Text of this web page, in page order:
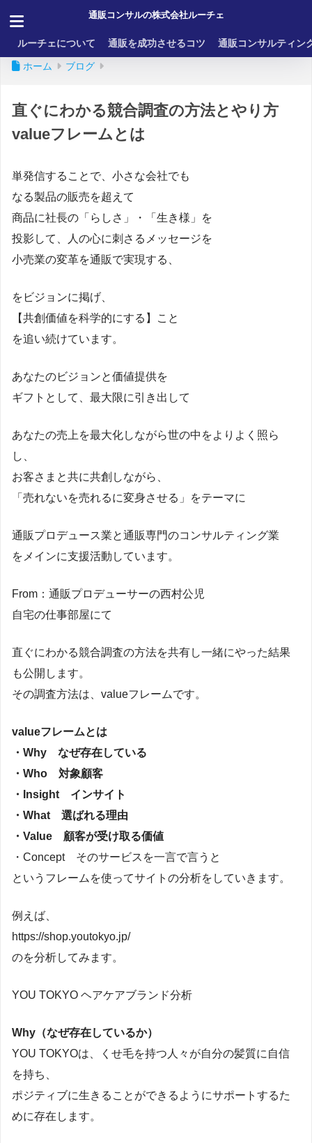
通販コンサルの株式会社ルーチェ
ルーチェについて 通販を成功させるコツ 通販コンサルティン
ホーム ブログ
直ぐにわかる競合調査の方法とやり方
valueフレームとは
単発信することで、小さな会社でも
なる製品の販売を超えて
商品に社長の「らしさ」・「生き様」を
投影して、人の心に刺さるメッセージを
小売業の変革を通販で実現する、
をビジョンに掲げ、
【共創価値を科学的にする】こと
を追い続けています。
あなたのビジョンと価値提供を
ギフトとして、最大限に引き出して
あなたの売上を最大化しながら世の中をよりよく照ら
し、
お客さまと共に共創しながら、
「売れないを売れるに変身させる」をテーマに
通販プロデュース業と通販専門のコンサルティング業
をメインに支援活動しています。
From：通販プロデューサーの西村公児
自宅の仕事部屋にて
直ぐにわかる競合調査の方法を共有し一緒にやった結果
も公開します。
その調査方法は、valueフレームです。
valueフレームとは
・Why なぜ存在している
・Who 対象顧客
・Insight インサイト
・What 選ばれる理由
・Value 顧客が受け取る価値
・Concept そのサービスを一言で言うと
というフレームを使ってサイトの分析をしていきます。
例えば、
https://shop.youtokyo.jp/
のを分析してみます。
YOU TOKYO ヘアケアブランド分析
Why（なぜ存在しているか）
YOU TOKYOは、くせ毛を持つ人々が自分の髪質に自信
を持ち、
ポジティブに生きることができるようにサポートするた
めに存在します。